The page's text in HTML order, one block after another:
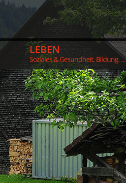
LEBEN
Soziales & Gesundheit, Bildung, ...